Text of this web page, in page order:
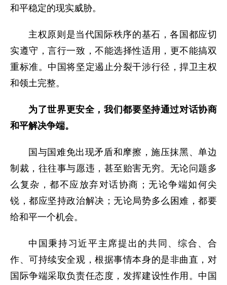
和平稳定的现实威胁。
主权原则是当代国际秩序的基石，各国都应切
实遵守，言行一致，不能选择性适用，更不能搞双
重标准。中国将坚定遏止分裂干涉行径，捍卫主权
和领土完整。
为了世界更安全，我们都要坚持通过对话协商
和平解决争端。
国与国难免出现矛盾和摩擦，施压抹黑、单边
制裁，往往事与愿违，甚至贻害无穷。无论问题多
么复杂，都不应放弃对话协商；无论争端如何尖
锐，都应坚持政治解决；无论局势多么困难，都要
给和平一个机会。
中国秉持习近平主席提出的共同、综合、合
作、可持续安全观，根据事情本身的是非曲直，对
国际争端采取负责任态度，发挥建设性作用。中国